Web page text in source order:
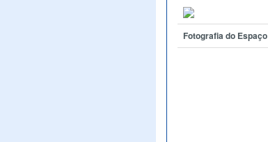
Fotografia do Espaço